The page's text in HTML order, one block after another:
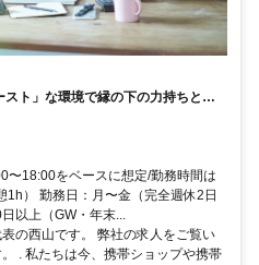
スト」な環境で縁の下の力持ちとし
代活躍中
〜18:00をベースに想定/勤務時間は
1h） 勤務日：月〜金（完全週休2日
以上（GW・年末...
の西山です。 弊社の求人をご覧い
. 私たちは今、携帯ショップや携帯